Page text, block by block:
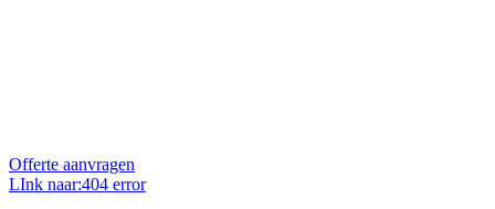
Offerte aanvragen
LInk naar:404 error